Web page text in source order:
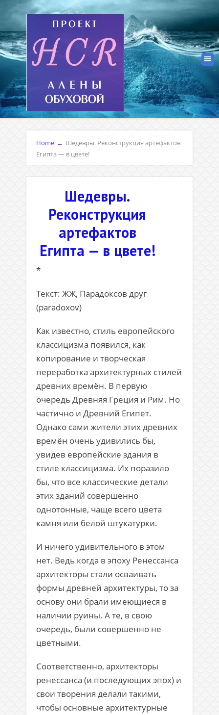
Home → Шедевры. Реконструкция артефактов
Египта — в цвете!
Шедевры.
Реконструкция
артефактов
Египта — в цвете!
*
Текст: ЖЖ, Парадоксов друг
(paradoxov)
Как известно, стиль европейского
классицизма появился, как
копирование и творческая
переработка архитектурных стилей
древних времён. В первую
очередь Древняя Греция и Рим. Но
частично и Древний Египет.
Однако сами жители этих древних
времён очень удивились бы,
увидев европейские здания в
стиле классицизма. Их поразило
бы, что все классические детали
этих зданий совершенно
однотонные, чаще всего цвета
камня или белой штукатурки.
И ничего удивительного в этом
нет. Ведь когда в эпоху Ренессанса
архитекторы стали осваивать
формы древней архитектуры, то за
основу они брали имеющиеся в
наличии руины. А те, в свою
очередь, были совершенно не
цветными.
Соответственно, архитекторы
ренессанса (и последующих эпох) и
свои творения делали такими,
чтобы основные архитектурные